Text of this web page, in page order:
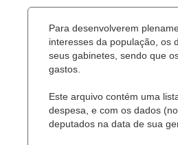
Catálogo de dados
Processo Legislativo
Deputados Estaduais
Administração
Para desenvolverem
interesses da população, os
seus gabinetes, sendo que
gastos.
Este arquivo contém uma
despesa, e com os dados
deputados na data de sua